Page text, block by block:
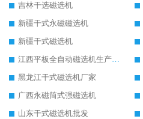
吉林干选磁选机
新疆干式永磁磁选机
新疆干式磁选机
江西平板全自动磁选机生产厂家
黑龙江干式磁选机厂家
广西永磁筒式强磁选机
山东干式磁选机批发